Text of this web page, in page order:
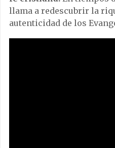
llama a redescubrir la
autenticidad de los